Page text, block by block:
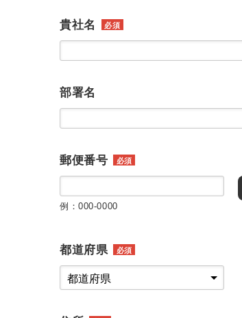
貴社名 必須
部署名
郵便番号 必須
例：000-0000
都道府県 必須